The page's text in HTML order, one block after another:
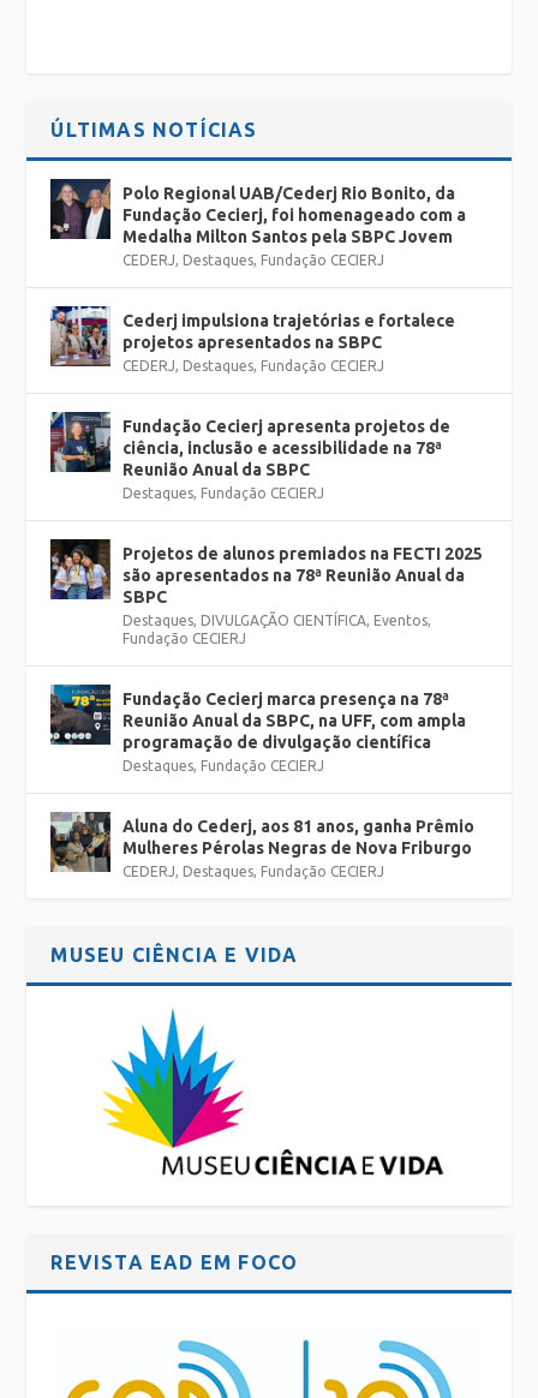
ÚLTIMAS NOTÍCIAS
Polo Regional UAB/Cederj Rio Bonito, da
Fundação Cecierj, foi homenageado com a
Medalha Milton Santos pela SBPC Jovem
CEDERJ, Destaques, Fundação CECIERJ
Cederj impulsiona trajetórias e fortalece
projetos apresentados na SBPC
CEDERJ, Destaques, Fundação CECIERJ
Fundação Cecierj apresenta projetos de
ciência, inclusão e acessibilidade na 78ª
Reunião Anual da SBPC
Destaques, Fundação CECIERJ
Projetos de alunos premiados na FECTI 2025
são apresentados na 78ª Reunião Anual da
SBPC
Destaques, DIVULGAÇÃO CIENTÍFICA, Eventos,
Fundação CECIERJ
Fundação Cecierj marca presença na 78ª
Reunião Anual da SBPC, na UFF, com ampla
programação de divulgação científica
Destaques, Fundação CECIERJ
Aluna do Cederj, aos 81 anos, ganha Prêmio
Mulheres Pérolas Negras de Nova Friburgo
CEDERJ, Destaques, Fundação CECIERJ
MUSEU CIÊNCIA E VIDA
REVISTA EAD EM FOCO